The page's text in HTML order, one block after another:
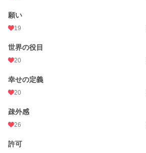
願い
19
世界の役目
20
幸せの定義
20
疎外感
26
許可